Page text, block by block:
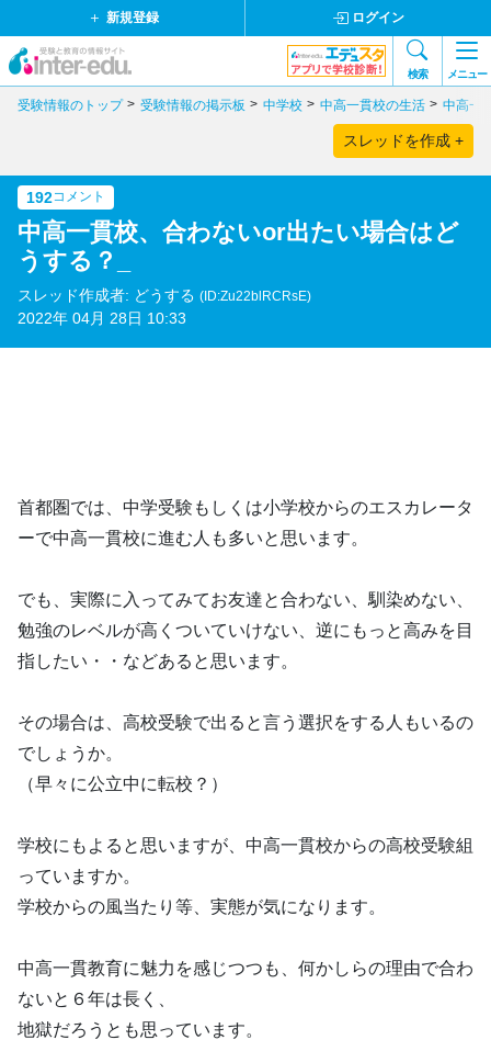
新規登録 ログイン
検索 メニュー
受験情報のトップ 受験情報の掲示板 中学校 中高一貫校の生活 中高一
スレッドを作成 +
192コメント
中高一貫校、合わないor出たい場合はど
うする？_
スレッド作成者: どうする (ID:Zu22blRCRsE)
2022年 04月 28日 10:33
首都圏では、中学受験もしくは小学校からのエスカレータ
ーで中高一貫校に進む人も多いと思います。
でも、実際に入ってみてお友達と合わない、馴染めない、
勉強のレベルが高くついていけない、逆にもっと高みを目
指したい・・などあると思います。
その場合は、高校受験で出ると言う選択をする人もいるの
でしょうか。
（早々に公立中に転校？）
学校にもよると思いますが、中高一貫校からの高校受験組
っていますか。
学校からの風当たり等、実態が気になります。
中高一貫教育に魅力を感じつつも、何かしらの理由で合わ
ないと６年は長く、
地獄だろうとも思っています。